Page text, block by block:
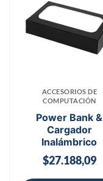
ACCESORIOS DE
COMPUTACIÓN
Power Bank &
Cargador
Inalámbrico
$27.188,09